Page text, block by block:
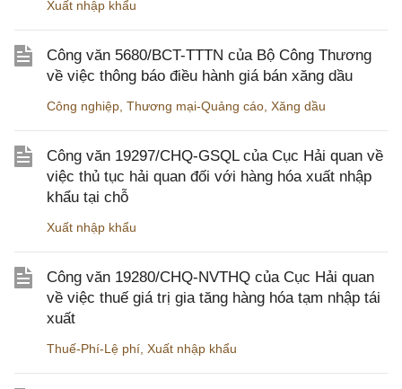
Xuất nhập khẩu
Công văn 5680/BCT-TTTN của Bộ Công Thương
về việc thông báo điều hành giá bán xăng dầu
Công nghiệp Thương mại-Quảng cáo Xăng dầu
Công văn 19297/CHQ-GSQL của Cục Hải quan về
việc thủ tục hải quan đối với hàng hóa xuất nhập
khẩu tại chỗ
Xuất nhập khẩu
Công văn 19280/CHQ-NVTHQ của Cục Hải quan
về việc thuế giá trị gia tăng hàng hóa tạm nhập tái
xuất
Thuế-Phí-Lệ phí Xuất nhập khẩu